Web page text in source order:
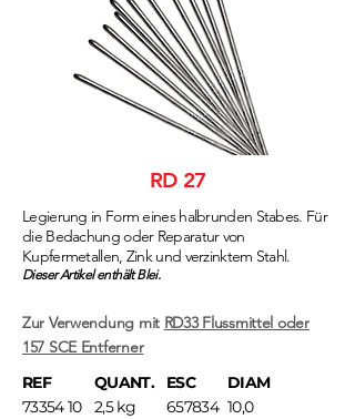
RD 27
Legierung in Form eines halbrunden Stabes. Für
die Bedachung oder Reparatur von
Kupfermetallen, Zink und verzinktem Stahl.
Dieser Artikel enthält Blei.
Zur Verwendung mit RD33 Flussmittel oder
157 SCE Entferner
REF
73354 10
QUANT.
2,5 kg
ESC
657834
DIAM
10,0